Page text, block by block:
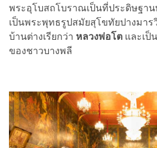
พระอุโบสถโบราณเป็นที่ประดิษฐา
เป็นพระพุทธรูปสมัยสุโขทัยปางมาร
บ้านต่างเรียกว่า หลวงพ่อโต และเป็
ของชาวบางพลี